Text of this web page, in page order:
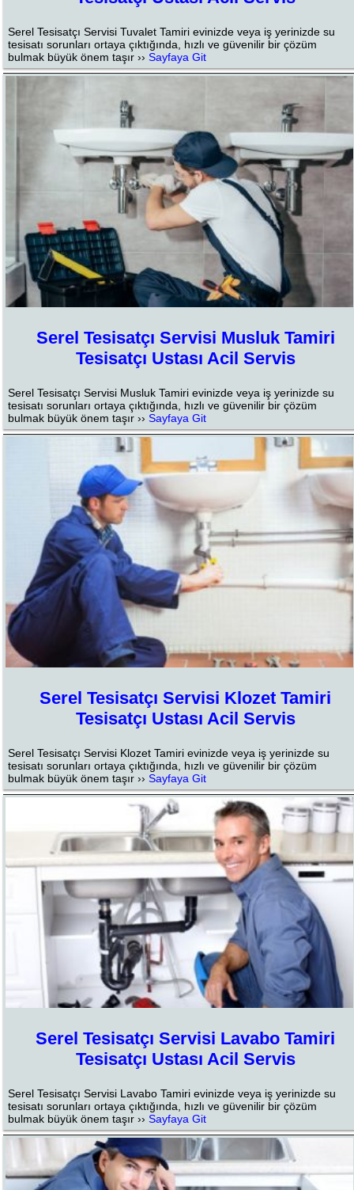
Serel Tesisatçı Servisi Tuvalet Tamiri evinizde veya iş yerinizde su
tesisatı sorunları ortaya çıktığında, hızlı ve güvenilir bir çözüm
bulmak büyük önem taşır ››Sayfaya Git
Serel Tesisatçı Servisi Musluk Tamiri
Tesisatçı Ustası Acil Servis
Serel Tesisatçı Servisi Musluk Tamiri evinizde veya iş yerinizde su
tesisatı sorunları ortaya çıktığında, hızlı ve güvenilir bir çözüm
bulmak büyük önem taşır ››Sayfaya Git
Serel Tesisatçı Servisi Klozet Tamiri
Tesisatçı Ustası Acil Servis
Serel Tesisatçı Servisi Klozet Tamiri evinizde veya iş yerinizde su
tesisatı sorunları ortaya çıktığında, hızlı ve güvenilir bir çözüm
bulmak büyük önem taşır ››Sayfaya Git
Serel Tesisatçı Servisi Lavabo Tamiri
Tesisatçı Ustası Acil Servis
Serel Tesisatçı Servisi Lavabo Tamiri evinizde veya iş yerinizde su
tesisatı sorunları ortaya çıktığında, hızlı ve güvenilir bir çözüm
bulmak büyük önem taşır ››Sayfaya Git